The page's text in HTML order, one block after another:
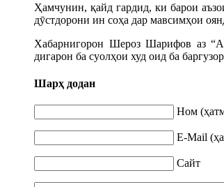
Ҳамчунин, қайд гардид, ки барои
дӯстдорони ин соҳа дар мавсимҳои
Хабарнигорон Шероз Шарифов аз
дигарон ба суолҳои худ оид ба
Шарҳ додан
Ном
E-Mail
Сайт